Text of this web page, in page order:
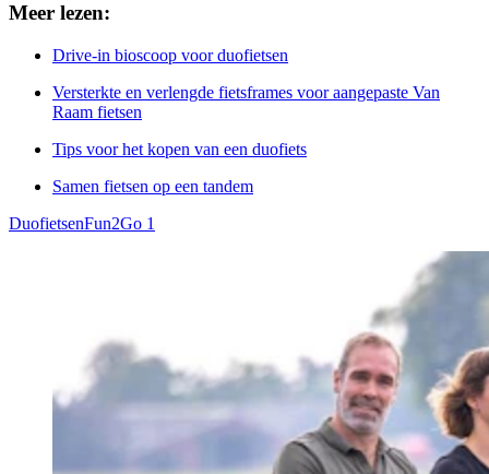
Meer lezen:
Drive-in bioscoop voor duofietsen
Versterkte en verlengde fietsframes voor aangepaste Van
Raam fietsen
Tips voor het kopen van een duofiets
Samen fietsen op een tandem
DuofietsenFun2Go 1